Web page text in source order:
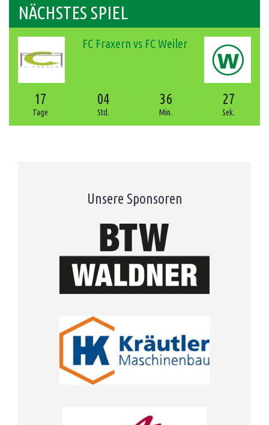
NÄCHSTES SPIEL
FC Fraxern vs FC Weiler
17
Tage
04
Std.
36
Min.
26
Sek.
Unsere Sponsoren